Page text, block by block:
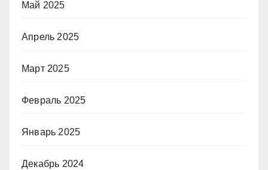
Май 2025
Апрель 2025
Март 2025
Февраль 2025
Январь 2025
Декабрь 2024